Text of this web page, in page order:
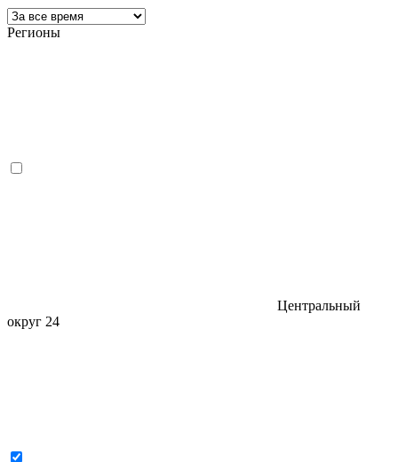
Регионы
Центральный
округ 24